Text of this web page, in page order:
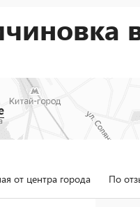
от центра города По